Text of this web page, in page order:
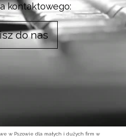
kontaktowego:
do nas
w Pszowie dla małych i dużych firm w